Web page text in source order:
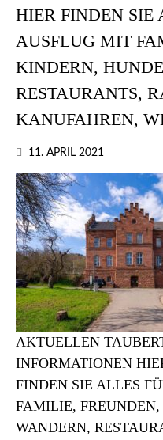
HIER FINDEN SIE
AUSFLUG MIT
KINDERN,
RESTAURANTS,
KANUFAHREN,
11. APRIL 2021
AKTUELLEN
INFORMATIONEN
FINDEN SIE ALLES
FAMILIE,
WANDERN,